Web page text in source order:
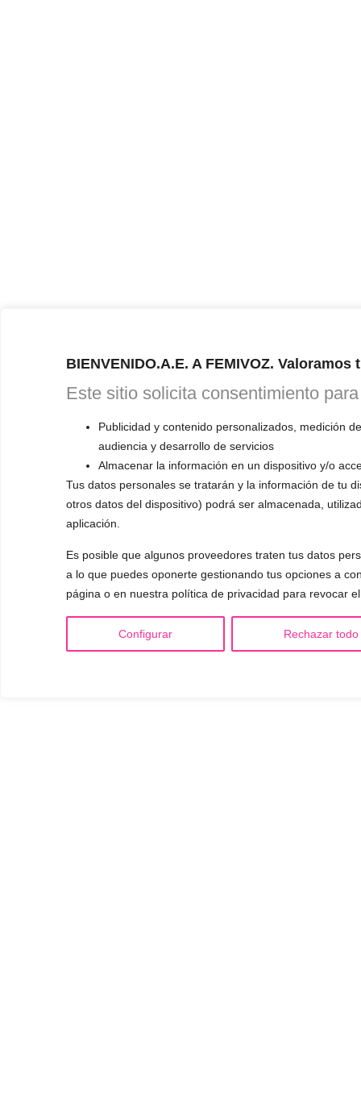
BIENVENIDO.A.E. A FEMIVOZ.
Este sitio solicita consentimiento
Publicidad y contenido personalizados, medición
audiencia y desarrollo de servicios
Almacenar la información en un dispositivo y/o
Tus datos personales se tratarán y la información de tu
otros datos del dispositivo) podrá ser almacenada,
aplicación.
Es posible que algunos proveedores traten tus datos
a lo que puedes oponerte gestionando tus opciones a
página o en nuestra política de privacidad para revocar
Configurar Rechazar todo